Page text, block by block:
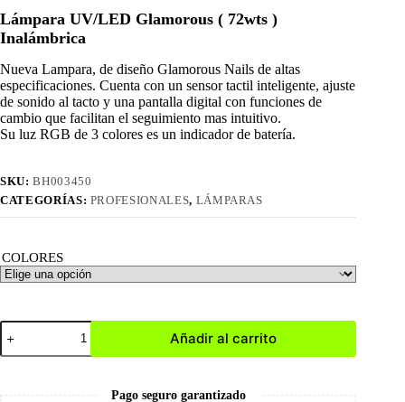
era:
S/240.00.
es:
S/204.00.
Lámpara UV/LED Glamorous ( 72wts )
Inalámbrica
Nueva Lampara, de diseño Glamorous Nails de altas
especificaciones. Cuenta con un sensor tactil inteligente, ajuste
de sonido al tacto y una pantalla digital con funciones de
cambio que facilitan el seguimiento mas intuitivo.
Su luz RGB de 3 colores es un indicador de batería.
SKU:BH003450
CATEGORÍAS: PROFESIONALES, LÁMPARAS
COLORES
Lámpara
UV/LED
Glamorous
Añadir al carrito
Pago seguro garantizado